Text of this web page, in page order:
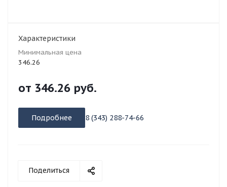
Характеристики
Минимальная цена
346.26
от 346.26 руб.
Подробнее 8 (343) 288-74-66
Поделиться